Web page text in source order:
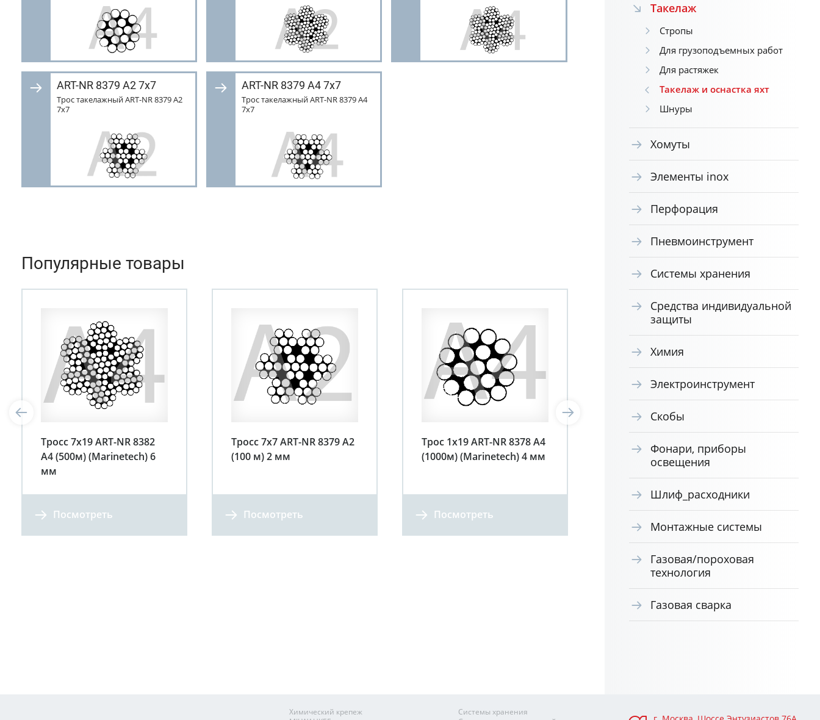
АRT-NR 8379 А2 7х7
Трос такелажный АRT-NR 8379 А2
7х7
АRT-NR 8379 А4 7х7
Трос такелажный АRT-NR 8379 А4
7х7
Популярные товары
Тросс 7х19 АRT-NR 8382
А4 (500м) (Marinetech) 6
мм
Посмотреть
Тросс 7х7 АRT-NR 8379 А2
(100 м) 2 мм
Посмотреть
Трос 1х19 ART-NR 8378 A4
(1000м) (Marinetech) 4 мм
Посмотреть
Тросс 7х7 АRT-NR 8379 А4
(2000м) (Marinetech) 2,0
Посмотреть
Такелаж
Стропы
Для грузоподъемных работ
Для растяжек
Такелаж и оснастка яхт
Шнуры
Хомуты
Элементы inox
Перфорация
Пневмоинструмент
Системы хранения
Средства индивидуальной
защиты
Химия
Электроинструмент
Скобы
Фонари, приборы
освещения
Шлиф_расходники
Монтажные системы
Газовая/пороховая
технология
Газовая сварка
Химический крепеж
Системы хранения